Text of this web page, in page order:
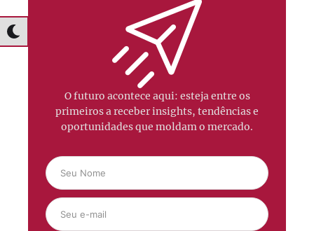
O futuro acontece aqui: esteja entre os
primeiros a receber insights, tendências e
oportunidades que moldam o mercado.